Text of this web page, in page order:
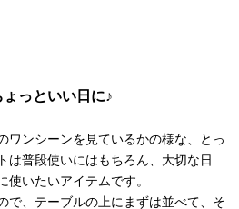
っといい日に♪
ワンシーンを見ているかの様な、とっ
は普段使いにはもちろん、大切な日
使いたいアイテムです。
で、テーブルの上にまずは並べて、そ